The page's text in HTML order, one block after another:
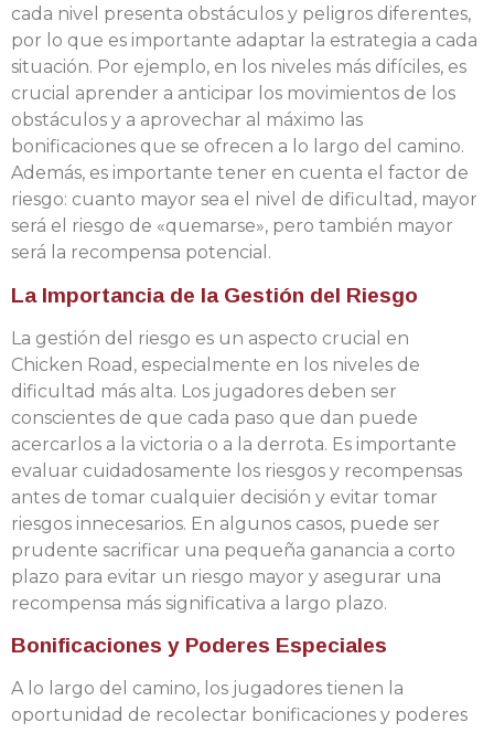
cada nivel presenta obstáculos y peligros diferentes,
por lo que es importante adaptar la estrategia a cada
situación. Por ejemplo, en los niveles más difíciles, es
crucial aprender a anticipar los movimientos de los
obstáculos y a aprovechar al máximo las
bonificaciones que se ofrecen a lo largo del camino.
Además, es importante tener en cuenta el factor de
riesgo: cuanto mayor sea el nivel de dificultad, mayor
será el riesgo de «quemarse», pero también mayor
será la recompensa potencial.
La Importancia de la Gestión del Riesgo
La gestión del riesgo es un aspecto crucial en
Chicken Road, especialmente en los niveles de
dificultad más alta. Los jugadores deben ser
conscientes de que cada paso que dan puede
acercarlos a la victoria o a la derrota. Es importante
evaluar cuidadosamente los riesgos y recompensas
antes de tomar cualquier decisión y evitar tomar
riesgos innecesarios. En algunos casos, puede ser
prudente sacrificar una pequeña ganancia a corto
plazo para evitar un riesgo mayor y asegurar una
recompensa más significativa a largo plazo.
Bonificaciones y Poderes Especiales
A lo largo del camino, los jugadores tienen la
oportunidad de recolectar bonificaciones y poderes